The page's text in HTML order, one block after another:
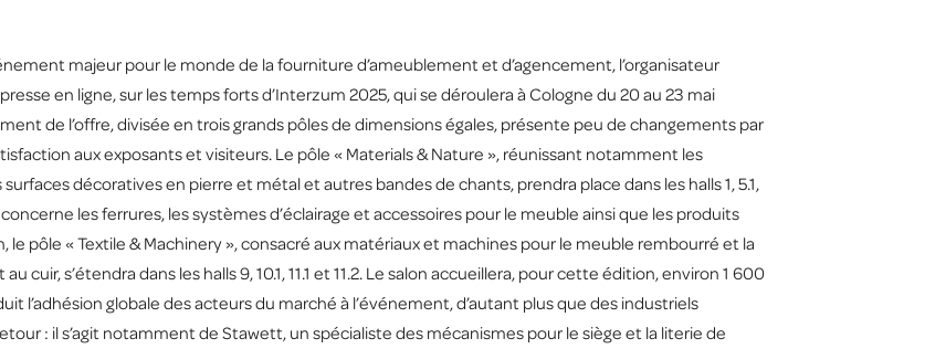
majeur pour le monde de la fourniture d’ameublement et d’agencement, l’organisateur
en ligne, sur les temps forts d’Interzum 2025, qui se déroulera à Cologne du 20 au 23 mai
de l’offre, divisée en trois grands pôles de dimensions égales, présente peu de changements par
aux exposants et visiteurs. Le pôle « Materials & Nature », réunissant notamment les
décoratives en pierre et métal et autres bandes de chants, prendra place dans les halls 1, 5.1,
les ferrures, les systèmes d’éclairage et accessoires pour le meuble ainsi que les produits
le pôle « Textile & Machinery », consacré aux matériaux et machines pour le meuble rembourré et la
cuir, s’étendra dans les halls 9, 10.1, 11.1 et 11.2. Le salon accueillera, pour cette édition, environ 1 600
l’adhésion globale des acteurs du marché à l’événement, d’autant plus que des industriels
: il s’agit notamment de Stawett, un spécialiste des mécanismes pour le siège et la literie de